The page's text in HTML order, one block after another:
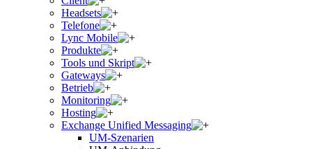
Headsets
Telefone
Lync Mobile
Produkte
Tools und Skript
Gateways
Betrieb
Monitoring
Hosting
Exchange Unified Messaging
UM-Szenarien